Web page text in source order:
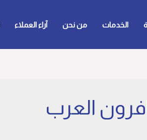
الخدمات من نحن آراء العملاء
العرب